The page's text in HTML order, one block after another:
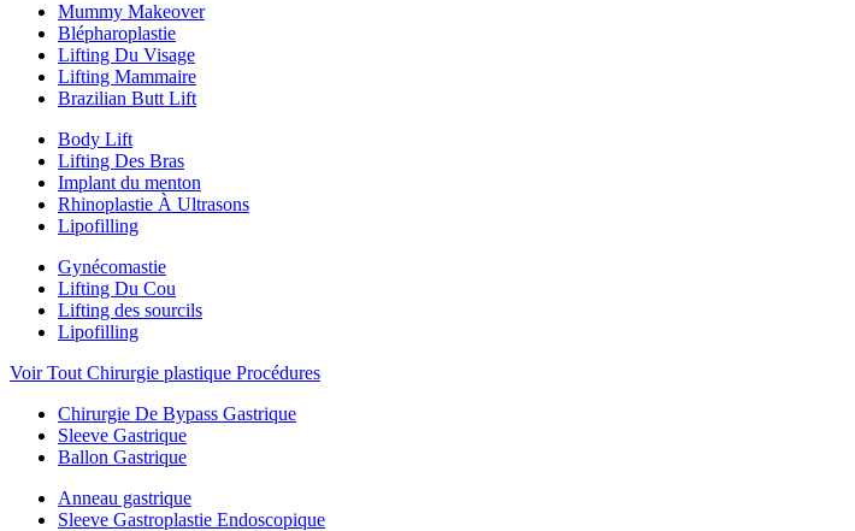
Mummy Makeover
Blépharoplastie
Lifting Du Visage
Lifting Mammaire
Brazilian Butt Lift
Body Lift
Lifting Des Bras
Implant du menton
Rhinoplastie À Ultrasons
Lipofilling
Gynécomastie
Lifting Du Cou
Lifting des sourcils
Lipofilling
Voir Tout Chirurgie plastique Procédures
Chirurgie De Bypass Gastrique
Sleeve Gastrique
Ballon Gastrique
Anneau gastrique
Sleeve Gastroplastie Endoscopique